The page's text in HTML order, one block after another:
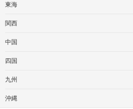
東海
関西
中国
四国
九州
沖縄